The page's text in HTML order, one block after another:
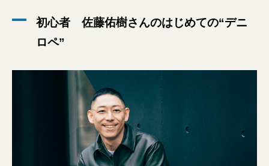
初心者 佐藤佑樹さんのはじめての“デニ
ロペ”